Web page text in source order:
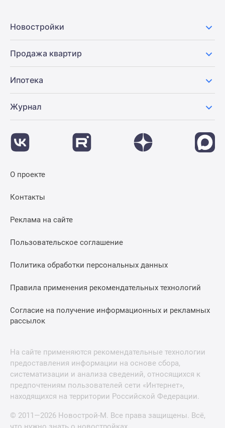
Новостройки
Продажа квартир
Ипотека
Журнал
О проекте
Контакты
Реклама на сайте
Пользовательское соглашение
Политика обработки персональных данных
Правила применения рекомендательных технологий
Согласие на получение информационных и рекламных
рассылок
На сайте применяются рекомендательные технологии
предоставления информации на основе сбора,
систематизации и анализа сведений, относящихся к
предпочтениям пользователей сети «Интернет»,
находящихся на территории Российской Федерации.
© 2011—2026 Новострой-М. Все права защищены. Всё,